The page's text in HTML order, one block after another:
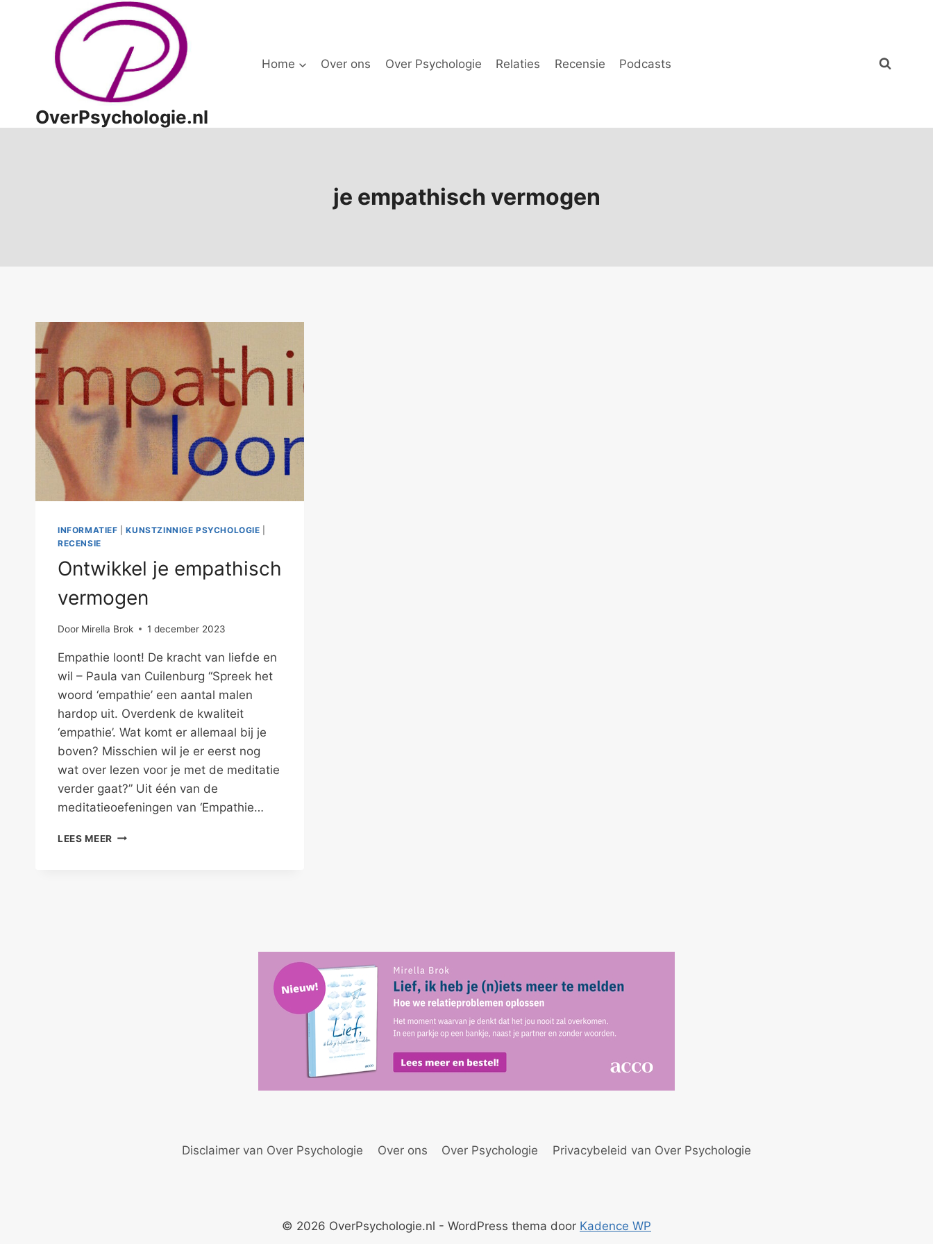
OverPsychologie.nl
Home Over ons Over Psychologie Relaties Recensie Podcasts
je empathisch vermogen
INFORMATIEF |KUNSTZINNIGE PSYCHOLOGIE
RECENSIE
Ontwikkel je empathisch
vermogen
Door Mirella Brok 1 december 2023
Empathie loont! De kracht van liefde en
wil – Paula van Cuilenburg “Spreek het
woord ‘empathie’ een aantal malen
hardop uit. Overdenk de kwaliteit
‘empathie’. Wat komt er allemaal bij je
boven? Misschien wil je er eerst nog
wat over lezen voor je met de meditatie
verder gaat?” Uit één van de
meditatieoefeningen van ‘Empathie…
LEES MEER ONTWIKKEL
Disclaimer van Over Psychologie Over ons Over Psychologie Privacybeleid van Over Psychologie
© 2026 OverPsychologie.nl - WordPress thema door Kadence WP